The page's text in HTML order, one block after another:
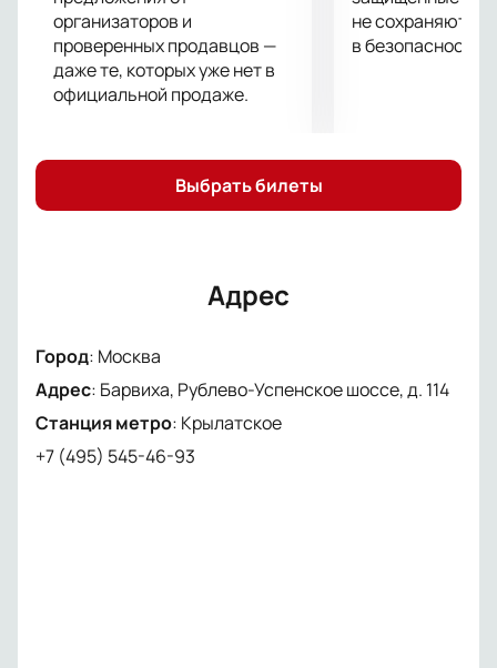
пока его не занял кто-то другой. Возврат и обмен
гарантированы!
организаторов и
проверенных продавцов —
даже те, которых уже нет в
официальной продаже.
не сохраняются
в безопасности.
Выбрать билеты
Адрес
Город: Москва
Адрес: Барвиха, Рублево-Успенское шоссе, д. 114
Станция метро: Крылатское
+7 (495) 545-46-93